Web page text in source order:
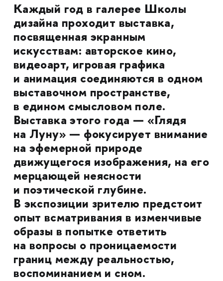
Каждый год в галерее Школы
дизайна проходит выставка,
посвященная экранным
искусствам: авторское кино,
видеоарт, игровая графика
и анимация соединяются в одном
выставочном пространстве,
в едином смысловом поле.
Выставка этого года — «Глядя
на Луну» — фокусирует внимание
на эфемерной природе
движущегося изображения, на его
мерцающей неясности
и поэтической глубине.
В экспозиции зрителю предстоит
опыт всматривания в изменчивые
образы в попытке ответить
на вопросы о проницаемости
границ между реальностью,
воспоминанием и сном.